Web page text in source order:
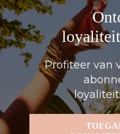
Profiteer van